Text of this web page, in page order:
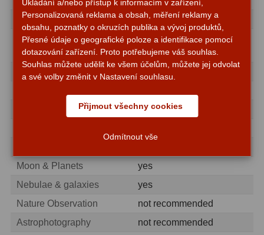
ADC, Tilting14
Rotátory 34
Komponenty78
Helical výtahy11
Okulárové výtahy44
Adaptéry k okulárovým
Primární zrcadla
Příslušenství188
Included accessories
1,25″ eyepieces
20mm Ploessl eyepiece
1,25
Finder scope
Red dot finder
Total weight (kg)
11
Moon & Planets
yes
Nebulae & galaxies
yes
Nature Observation
not recommended
Astrophotography
not recommended
Ukládání a/nebo přístup k informacím v zařízení,
Personalizovaná reklama a obsah, měření reklamy a
obsahu, poznatky o okruzích publika a vývoj produktů,
Přesné údaje o geografické poloze a identifikace pomocí
dotazování zařízení. Proto potřebujeme váš souhlas.
Souhlas můžete udělit ke všem účelům, můžete jej odvolat
a své volby změnit v Nastavení souhlasu.
Přijmout všechny cookies
Odmítnout vše